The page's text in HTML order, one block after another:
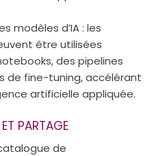
modèles d’IA : les
être utilisées
des pipelines
de fine-tuning, accélérant
artificielle appliquée.
PARTAGE
de